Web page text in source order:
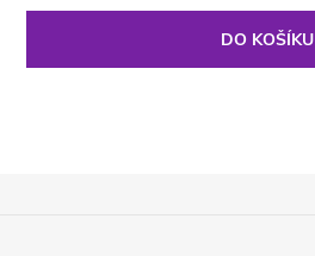
DO KOŠÍKU